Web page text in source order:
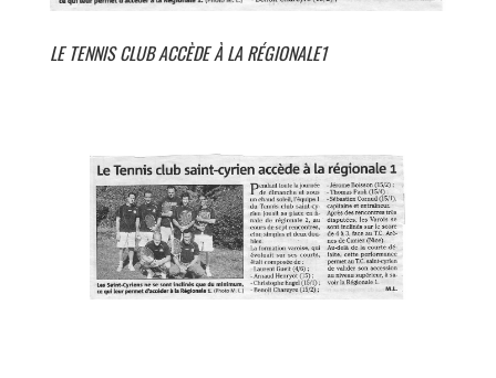
LE TENNIS CLUB ACCÈDE À LA RÉGIONALE1